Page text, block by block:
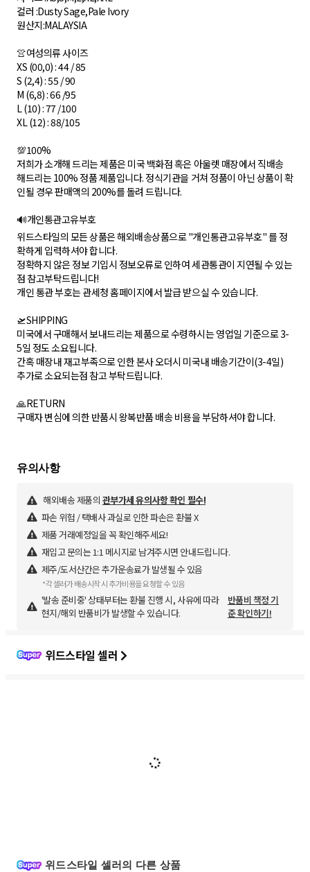
컬러 :Dusty Sage,Pale Ivory
원산지:MALAYSIA
👚여성의류 사이즈
XS (00,0) : 44 / 85
S (2,4) : 55 / 90
M (6,8) : 66 /95
L (10) : 77 /100
XL (12) : 88/105
💯100%
저희가 소개해 드리는 제품은 미국 백화점 혹은 아울렛 매장에서 직배송
해드리는 100% 정품 제품입니다. 정식기관을 거쳐 정품이 아닌 상품이 확
인될 경우 판매액의 200%를 돌려 드립니다.
🔊개인통관고유부호
위드스타일의 모든 상품은 해외배송상품으로 "개인통관고유부호" 를 정
확하게 입력하셔야 합니다.
정확하지 않은 정보 기입시 정보오류로 인하여 세관통관이 지연될 수 있는
점 참고부탁드립니다!
개인 통관 부호는 관세청 홈페이지에서 발급 받으실 수 있습니다.
🛫SHIPPING
미국에서 구매해서 보내드리는 제품으로 수령하시는 영업일 기준으로 3-
5일 정도 소요됩니다.
간혹 매장내 재고부족으로 인한 본사 오더시 미국내 배송기간이(3-4일)
추가로 소요되는점 참고 부탁드립니다.
🙏RETURN
구매자 변심에 의한 반품시 왕복반품 배송 비용을 부담하셔야 합니다.
유의사항
해외배송 제품의 관부가세 유의사항 확인 필수!
파손 위험 / 택배사 과실로 인한 파손은 환불 X
제품 거래예정일을 꼭 확인해주세요!
재입고 문의는 1:1 메시지로 남겨주시면 안내드립니다.
제주/도서산간은 추가운송료가 발생될 수 있음
*각 셀러가 배송시작 시 추가비용을 요청할 수 있음
'발송 준비중' 상태부터는 환불 진행 시, 사유에 따라
현지/해외 반품비가 발생할 수 있습니다.
반품비 책정 기
준 확인하기!
위드스타일 셀러
위드스타일 셀러의 다른 상품